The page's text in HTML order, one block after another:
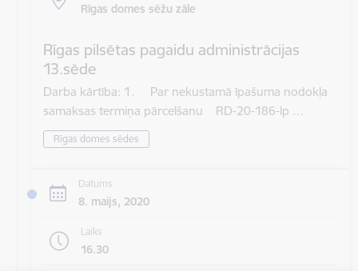
Rīgas domes sēžu zāle
Rīgas pilsētas pagaidu administrācijas
13.sēde
Darba kārtība: 1. Par nekustamā īpašuma nodokļa
samaksas termiņa pārcelšanu RD-20-186-lp …
Rīgas domes sēdes
Datums
8. maijs, 2020
Laiks
16.30